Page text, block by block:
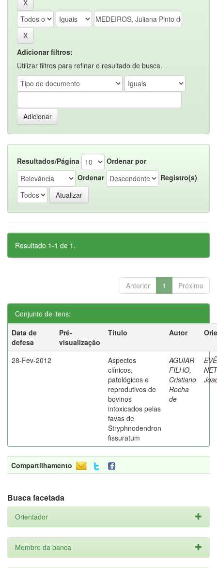
Adicionar filtros:
Utilizar filtros para refinar o resultado de busca.
Resultados/Página
Ordenar por
Ordenar
Registro(s)
Resultado 1-1 de 1.
Anterior 1 Próximo
Conjunto de itens:
Data de
defesa
Pré-
visualização
Título Autor
28-Fev-2012
Aspectos
clínicos,
patológicos e
reprodutivos de
bovinos
intoxicados pelas
favas de
Stryphnodendron
fissuratum
AGUIAR
FILHO,
Cristiano
Rocha
de
Compartilhamento
Busca facetada
Orientador
Membro da banca